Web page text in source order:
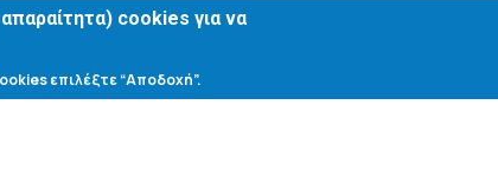
Οδικός Χάρτης για την Απόκτηση Δ.Δ.
Αίθουσες Σεμιναρίων - Πρόγραμμα
cookies για να
επιλέξτε “Αποδοχή”.